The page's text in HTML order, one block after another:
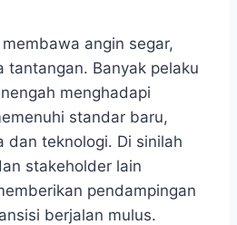
angin segar,
tantangan. Banyak pelaku
menghadapi
standar baru,
dan teknologi. Di sinilah
stakeholder lain
pendampingan
berjalan mulus.